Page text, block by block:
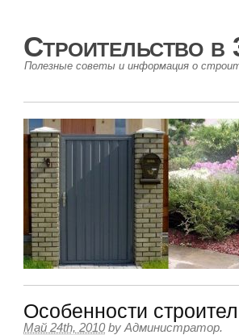
Строительство в
Полезные советы и информация о
Особенности
Май 24th, 2010 by Администратор.